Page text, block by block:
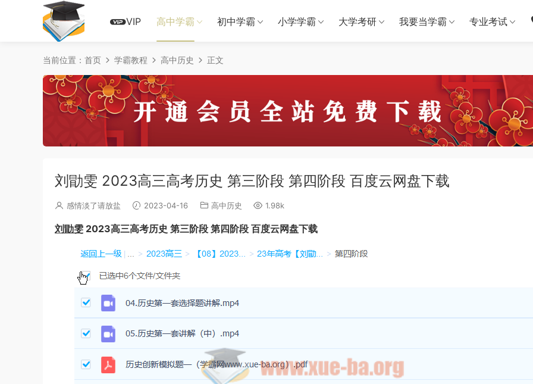
VIP 高中学霸 初中学霸 小学学霸 大学考研 我要当学霸 专业考试
当前位置： 首页 学霸教程 高中历史 正文
刘勖雯 2023高三高考历史 第三阶段 第四阶段 百度云网盘下载
感情淡了请放盐 2023-04-16 高中历史 1.98k
刘勖雯 2023高三高考历史 第三阶段 第四阶段 百度云网盘下载